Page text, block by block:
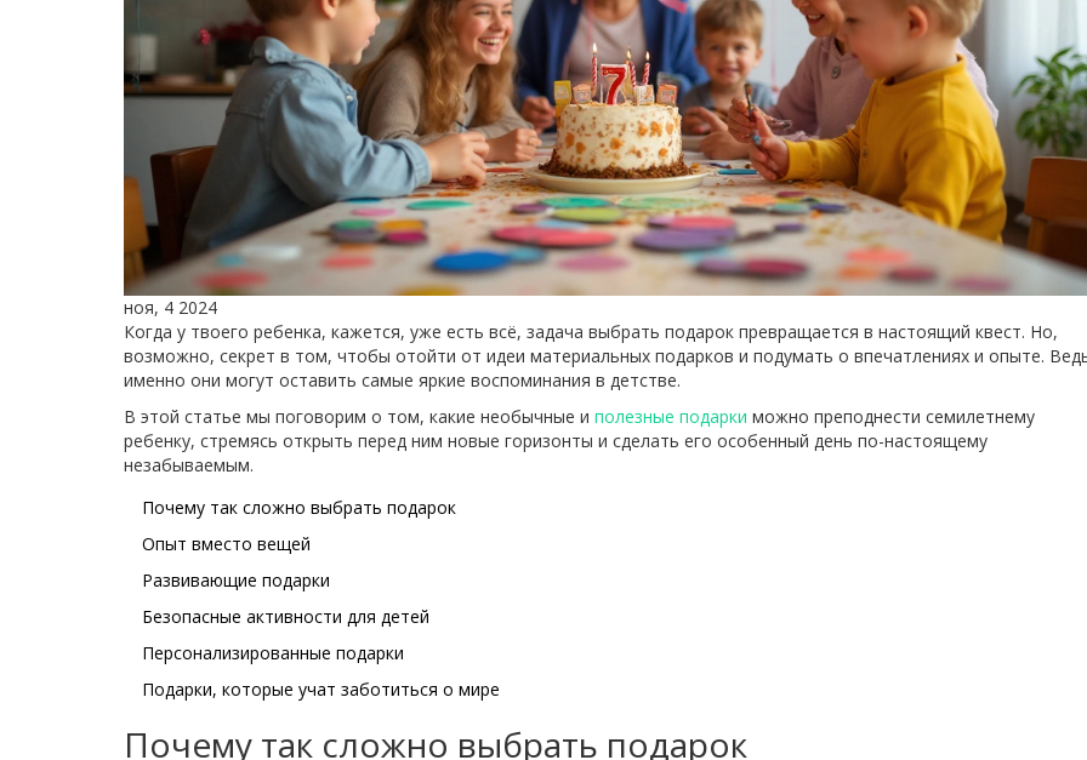
ноя, 4 2024
Когда у твоего ребенка, кажется, уже есть всё, задача выбрать подарок превращается в настоящий квест. Но,
возможно, секрет в том, чтобы отойти от идеи материальных подарков и подумать о впечатлениях и опыте.
именно они могут оставить самые яркие воспоминания в детстве.
В этой статье мы поговорим о том, какие необычные и полезные подарки можно преподнести семилетнему
ребенку, стремясь открыть перед ним новые горизонты и сделать его особенный день по-настоящему
незабываемым.
Почему так сложно выбрать подарок
Опыт вместо вещей
Развивающие подарки
Безопасные активности для детей
Персонализированные подарки
Подарки, которые учат заботиться о мире
Почему так сложно выбрать подарок